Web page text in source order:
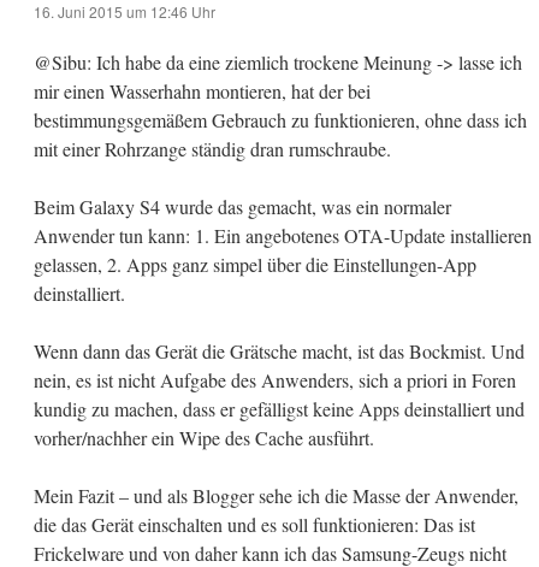
16. Juni 2015 um 12:46 Uhr
@Sibu: Ich habe da eine ziemlich trockene Meinung -> lasse ich
mir einen Wasserhahn montieren, hat der bei
bestimmungsgemäßem Gebrauch zu funktionieren, ohne dass ich
mit einer Rohrzange ständig dran rumschraube.
Beim Galaxy S4 wurde das gemacht, was ein normaler
Anwender tun kann: 1. Ein angebotenes OTA-Update installieren
gelassen, 2. Apps ganz simpel über die Einstellungen-App
deinstalliert.
Wenn dann das Gerät die Grätsche macht, ist das Bockmist. Und
nein, es ist nicht Aufgabe des Anwenders, sich a priori in Foren
kundig zu machen, dass er gefälligst keine Apps deinstalliert und
vorher/nachher ein Wipe des Cache ausführt.
Mein Fazit – und als Blogger sehe ich die Masse der Anwender,
die das Gerät einschalten und es soll funktionieren: Das ist
Frickelware und von daher kann ich das Samsung-Zeugs nicht